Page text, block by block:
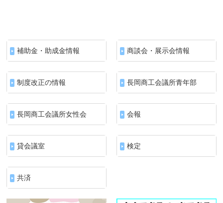
補助金・助成金情報 商談会・展示会情報
制度改正の情報 長岡商工会議所青年部
長岡商工会議所女性会 会報
貸会議室 検定
共済